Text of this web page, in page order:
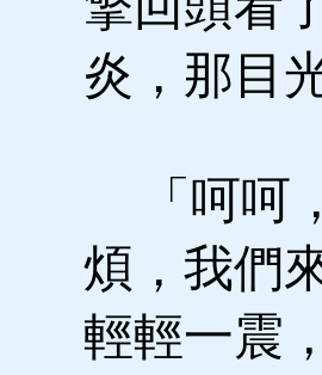
炎，那目
「呵呵
煩，我們
輕輕一震